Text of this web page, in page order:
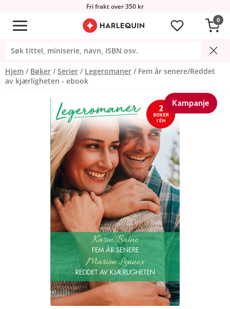
Fri frakt over 350 kr
0
Hjem Bøker Serier Legeromaner
Fem år senere/Reddet
av kjærligheten - ebook
Kampanje